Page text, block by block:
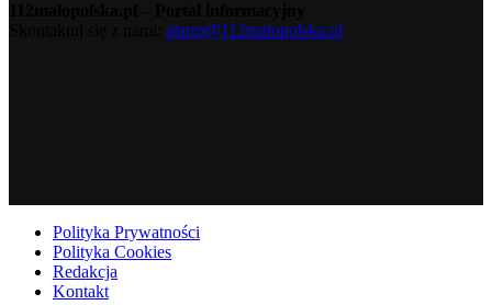
alarm@112malopolska.pl
Polityka Prywatności
Polityka Cookies
Redakcja
Kontakt